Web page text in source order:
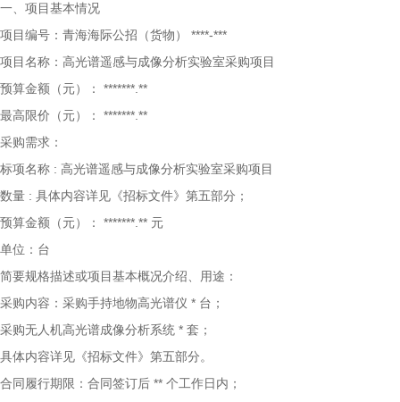
一、项目基本情况
项目编号：青海海际公招（货物） ****-***
项目名称：高光谱遥感与成像分析实验室采购项目
预算金额（元）： *******.**
最高限价（元）： *******.**
采购需求：
标项名称 : 高光谱遥感与成像分析实验室采购项目
数量 : 具体内容详见《招标文件》第五部分；
预算金额（元）： *******.** 元
单位：台
简要规格描述或项目基本概况介绍、用途：
采购内容：采购手持地物高光谱仪 * 台；
采购无人机高光谱成像分析系统 * 套；
具体内容详见《招标文件》第五部分。
合同履行期限：合同签订后 ** 个工作日内；